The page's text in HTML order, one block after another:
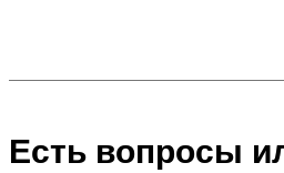
Есть вопросы